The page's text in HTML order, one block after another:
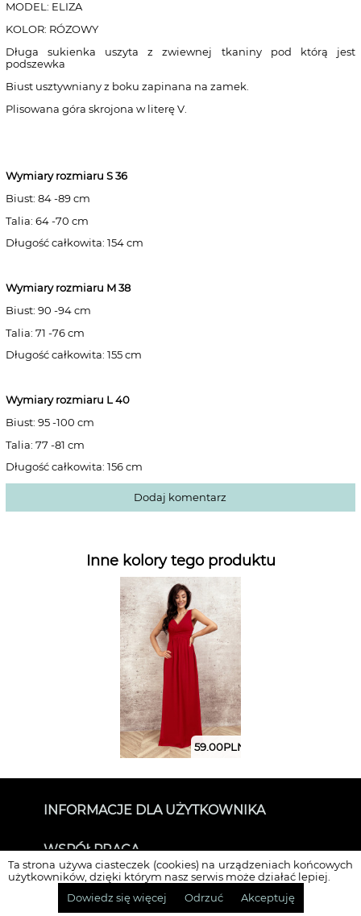
Ta strona używa ciasteczek (cookies) na urządzeniach końcowych
użytkowników, dzięki którym nasz serwis może działać lepiej.
Dowiedz się więcej
Odrzuć Akceptuję
MODEL: ELIZA
KOLOR: RÓZOWY
Długa sukienka uszyta z zwiewnej tkaniny pod którą jest
podszewka
Biust usztywniany z boku zapinana na zamek.
Plisowana góra skrojona w literę V.
Wymiary rozmiaru S 36
Biust: 84 -89 cm
Talia: 64 -70 cm
Długość całkowita: 154 cm
Wymiary rozmiaru M 38
Biust: 90 -94 cm
Talia: 71 -76 cm
Długość całkowita: 155 cm
Wymiary rozmiaru L 40
Biust: 95 -100 cm
Talia: 77 -81 cm
Długość całkowita: 156 cm
Dodaj komentarz
Inne kolory tego produktu
59.00PLN
INFORMACJE DLA UŻYTKOWNIKA
O SUKIENKOWO
Kontakt
Dane do przelewu
WSPÓŁPRACA
Dla mediów i Influenserów
Kontakt